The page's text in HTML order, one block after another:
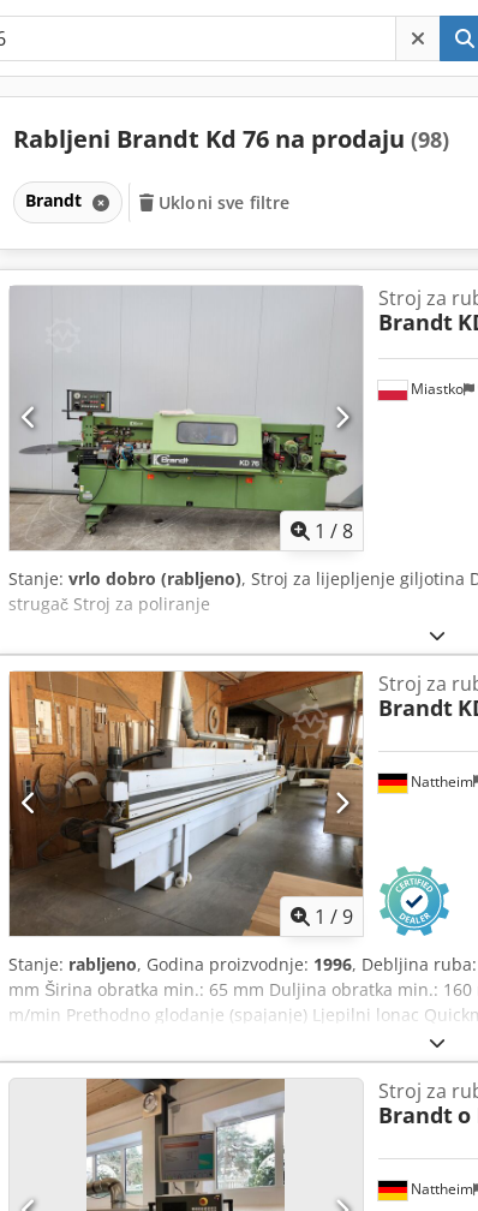
Rabljeni Brandt Kd 76 na prodaju (98)
Brandt Ukloni sve filtre
1 /8
Miastko
Stroj za
Brandt
Stanje: vrlo dobro (rabljeno), Stroj za lijepljenje giljotina
strugač Stroj za poliranje
1 /9
Nattheim
Stroj za
Brandt
Stanje: rabljeno, Godina proizvodnje: 1996, Debljina
mm Širina obratka min.: 65 mm Duljina obratka min.:
m/min Prethodno glodanje (spajanje) Ljepilni lonac
ravnini Glodanje radijusa Kopiranje kutova Ravno s
1220 x 2400 mm Težina: 3000 kg Mjesto skladištenja:
Nattheim
Stroj za
Brandto